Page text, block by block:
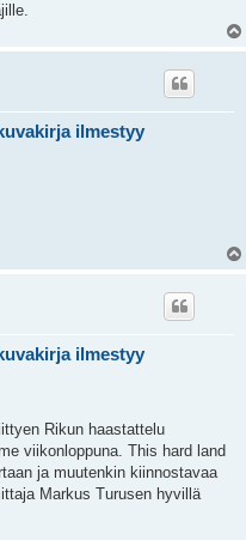
ilmestyy
ilmestyy
Rikun haastattelu
viikonloppuna. This hard land
ja muutenkin kiinnostavaa
Markus Turusen hyvillä